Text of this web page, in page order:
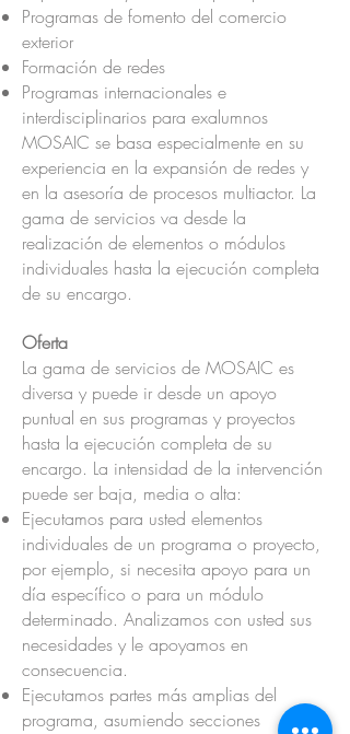
Programas de fomento del comercio
exterior
Formación de redes
Programas internacionales e
interdisciplinarios para exalumnos
MOSAIC se basa especialmente en su
experiencia en la expansión de redes y
en la asesoría de procesos multiactor. La
gama de servicios va desde la
realización de elementos o módulos
individuales hasta la ejecución completa
de su encargo.
Oferta
La gama de servicios de MOSAIC es
diversa y puede ir desde un apoyo
puntual en sus programas y proyectos
hasta la ejecución completa de su
encargo. La intensidad de la intervención
puede ser baja, media o alta:
Ejecutamos para usted elementos
individuales de un programa o proyecto,
por ejemplo, si necesita apoyo para un
día específico o para un módulo
determinado. Analizamos con usted sus
necesidades y le apoyamos en
consecuencia.
Ejecutamos partes más amplias del
programa, asumiendo secciones